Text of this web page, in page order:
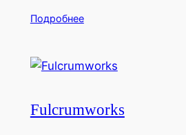
Подробнее
Fulcrumworks